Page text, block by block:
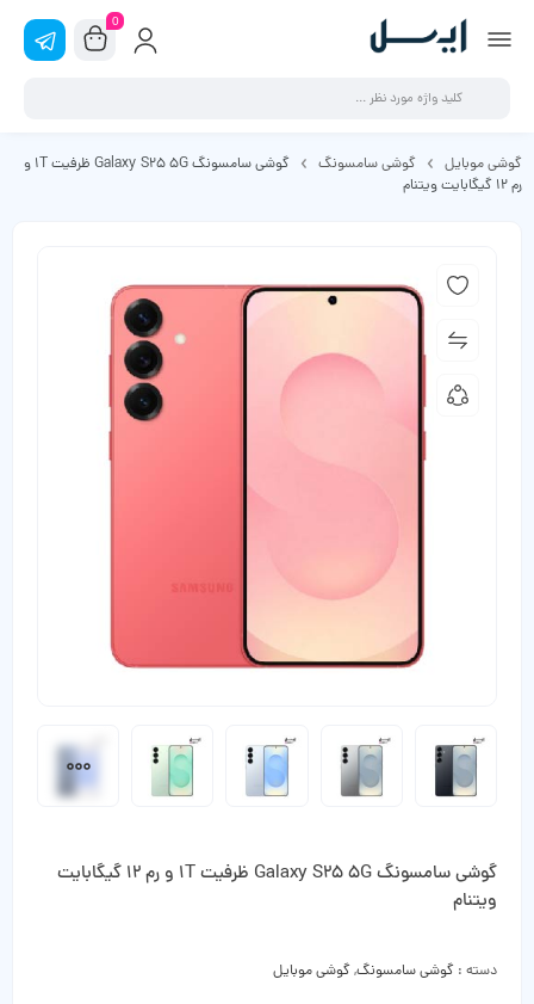
0
گوشی موبایل گوشی سامسونگ
گوشی سامسونگ Galaxy S25 5G ظرفیت 1T و
رم 12 گیگابایت ویتنام
گوشی سامسونگ Galaxy S25 5G ظرفیت 1T و رم 12 گیگابایت
ویتنام
دسته : گوشی سامسونگ,گوشی موبایل